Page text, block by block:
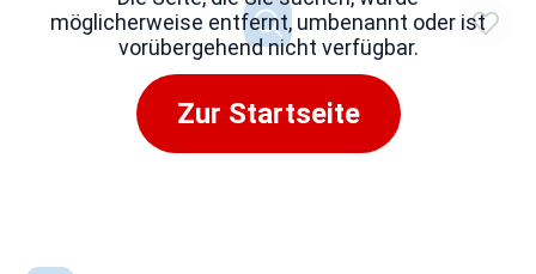
möglicherweise entfernt, umbenannt oder ist
vorübergehend nicht verfügbar.
Zur Startseite